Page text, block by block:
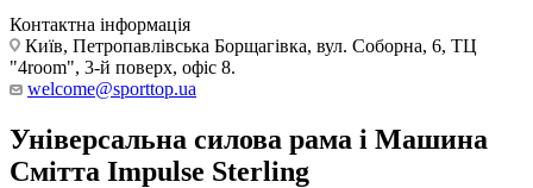
Контактна інформація
Київ, Петропавлівська Борщагівка, вул. Соборна, 6, ТЦ
"4room", 3-й поверх, офіс 8.
welcome@sporttop.ua
Універсальна силова рама і Машина
Смітта Impulse Sterling